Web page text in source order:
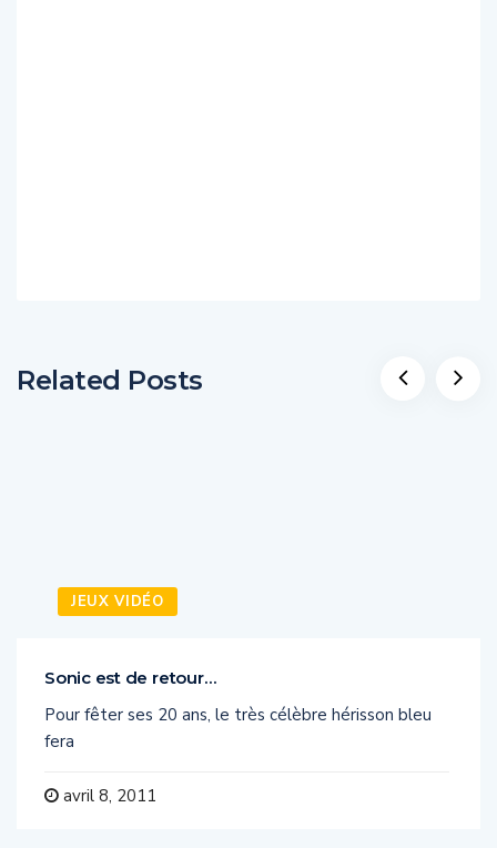
Related Posts
JEUX VIDÉO
Sonic est de retour…
Pour fêter ses 20 ans, le très célèbre hérisson bleu
fera
avril 8, 2011